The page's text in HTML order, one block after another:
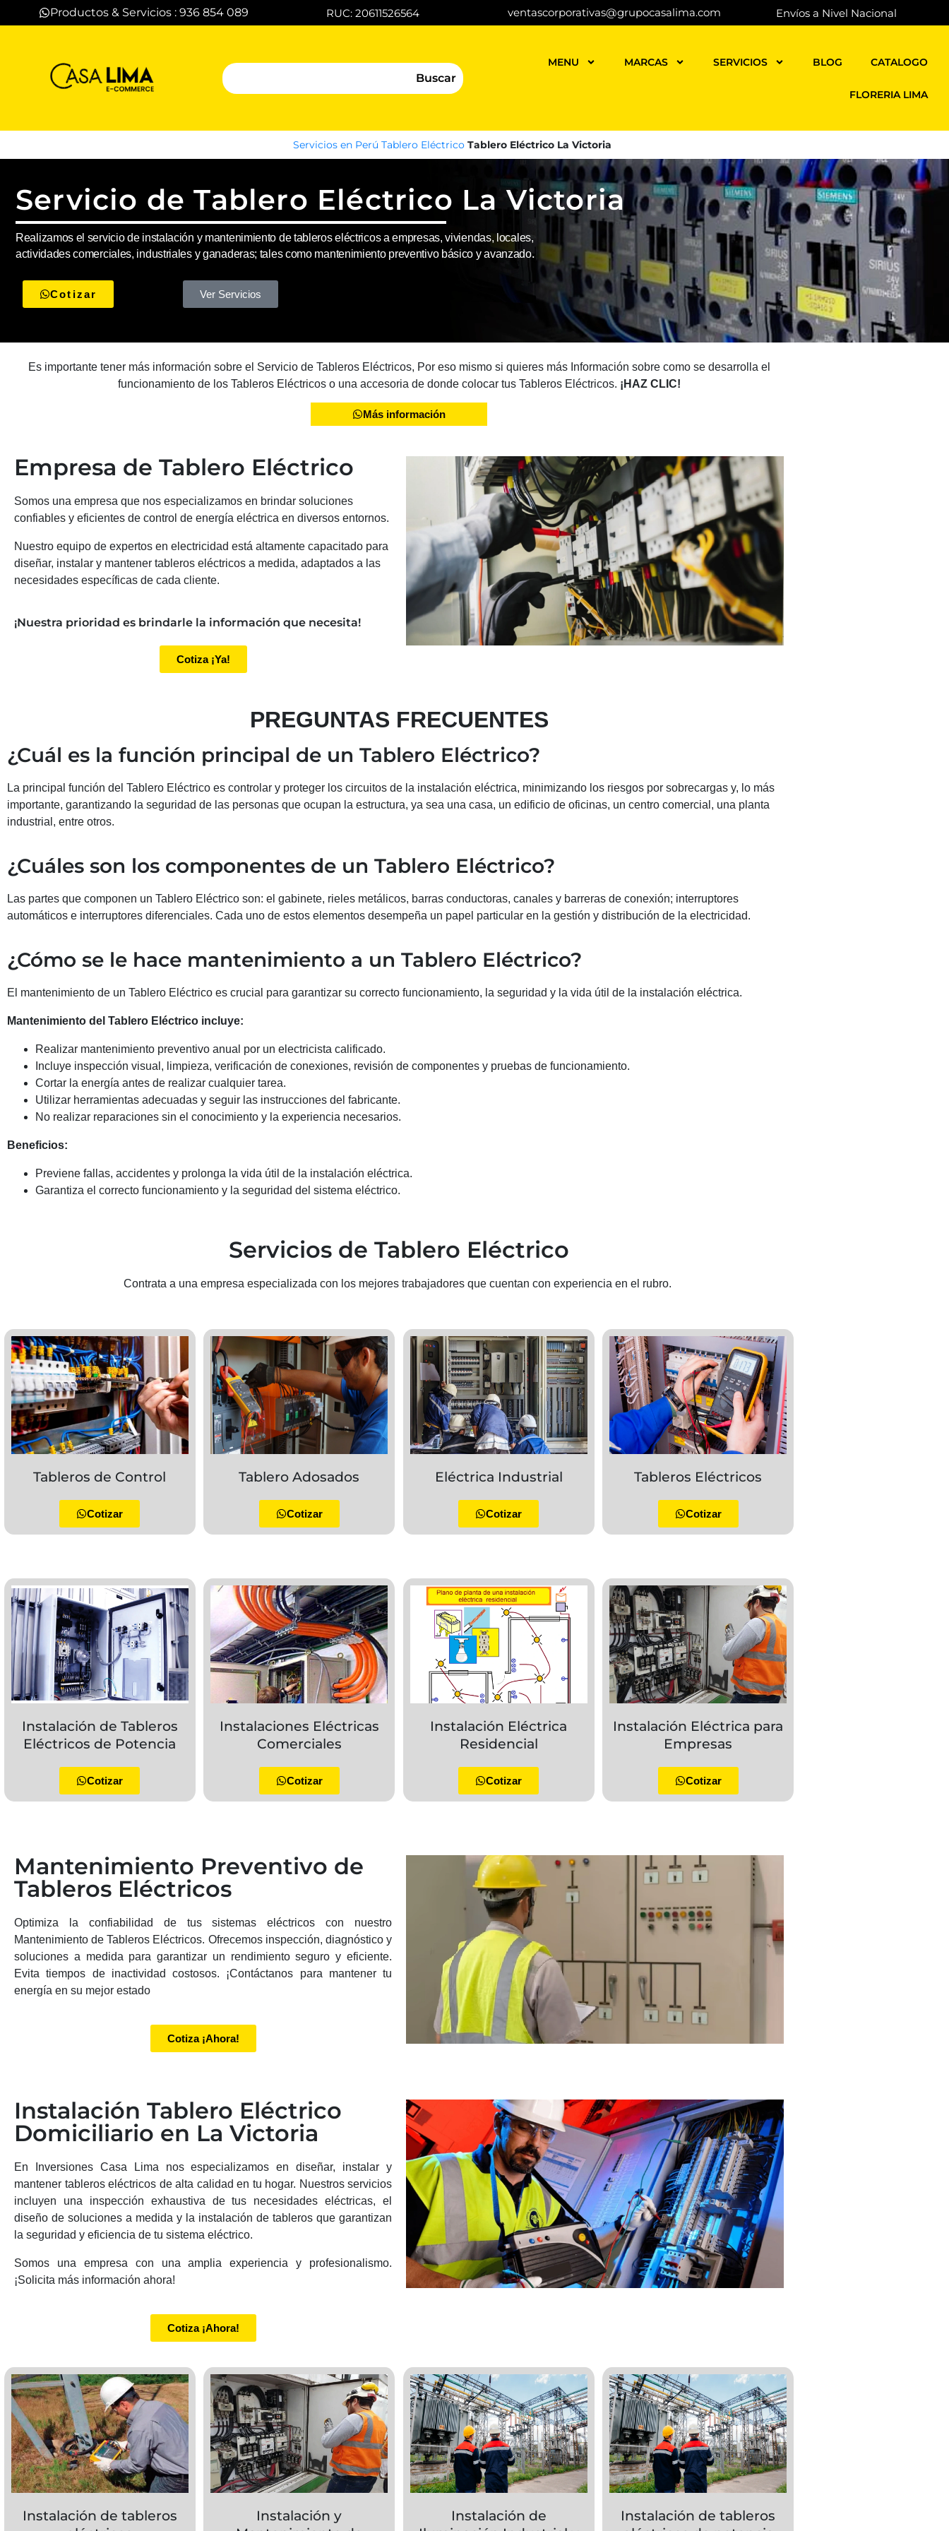
Productos & Servicios : 936 854 089 RUC: 20611526564 ventascorporativas@grupocasalima.com Envíos a Nivel Nacional
Buscar
MENU MARCAS SERVICIOS BLOG CATALOGO
FLORERIA LIMA
Servicios en Perú Tablero Eléctrico Tablero Eléctrico La Victoria
Servicio de Tablero Eléctrico La Victoria
Realizamos el servicio de instalación y mantenimiento de tableros eléctricos a empresas, viviendas, locales,
actividades comerciales, industriales y ganaderas; tales como mantenimiento preventivo básico y avanzado.
Cotizar Ver Servicios
Es importante tener más información sobre el Servicio de Tableros Eléctricos, Por eso mismo si quieres más Información sobre como se desarrolla el
funcionamiento de los Tableros Eléctricos o una accesoria de donde colocar tus Tableros Eléctricos. ¡HAZ CLIC!
Más información
Empresa de Tablero Eléctrico
Somos una empresa que nos especializamos en brindar soluciones
confiables y eficientes de control de energía eléctrica en diversos entornos.
Nuestro equipo de expertos en electricidad está altamente capacitado para
diseñar, instalar y mantener tableros eléctricos a medida, adaptados a las
necesidades específicas de cada cliente.
¡Nuestra prioridad es brindarle la información que necesita!
Cotiza ¡Ya!
PREGUNTAS FRECUENTES
¿Cuál es la función principal de un Tablero Eléctrico?
La principal función del Tablero Eléctrico es controlar y proteger los circuitos de la instalación eléctrica, minimizando los riesgos por sobrecargas y, lo más
importante, garantizando la seguridad de las personas que ocupan la estructura, ya sea una casa, un edificio de oficinas, un centro comercial, una planta
industrial, entre otros.
¿Cuáles son los componentes de un Tablero Eléctrico?
Las partes que componen un Tablero Eléctrico son: el gabinete, rieles metálicos, barras conductoras, canales y barreras de conexión; interruptores
automáticos e interruptores diferenciales. Cada uno de estos elementos desempeña un papel particular en la gestión y distribución de la electricidad.
¿Cómo se le hace mantenimiento a un Tablero Eléctrico?
El mantenimiento de un Tablero Eléctrico es crucial para garantizar su correcto funcionamiento, la seguridad y la vida útil de la instalación eléctrica.
Mantenimiento del Tablero Eléctrico incluye:
Realizar mantenimiento preventivo anual por un electricista calificado.
Incluye inspección visual, limpieza, verificación de conexiones, revisión de componentes y pruebas de funcionamiento.
Cortar la energía antes de realizar cualquier tarea.
Utilizar herramientas adecuadas y seguir las instrucciones del fabricante.
No realizar reparaciones sin el conocimiento y la experiencia necesarios.
Beneficios:
Previene fallas, accidentes y prolonga la vida útil de la instalación eléctrica.
Garantiza el correcto funcionamiento y la seguridad del sistema eléctrico.
Servicios de Tablero Eléctrico
Contrata a una empresa especializada con los mejores trabajadores que cuentan con experiencia en el rubro.
Tableros de Control
Cotizar
Tablero Adosados
Cotizar
Eléctrica Industrial
Cotizar
Tableros Eléctricos
Cotizar
Instalación de Tableros
Eléctricos de Potencia
Cotizar
Instalaciones Eléctricas
Comerciales
Cotizar
Instalación Eléctrica
Residencial
Cotizar
Instalación Eléctrica para
Empresas
Cotizar
Mantenimiento Preventivo de
Tableros Eléctricos
Optimiza la confiabilidad de tus sistemas eléctricos con nuestro
Mantenimiento de Tableros Eléctricos. Ofrecemos inspección, diagnóstico y
soluciones a medida para garantizar un rendimiento seguro y eficiente.
Evita tiempos de inactividad costosos. ¡Contáctanos para mantener tu
energía en su mejor estado
Cotiza ¡Ahora!
Instalación Tablero Eléctrico
Domiciliario en La Victoria
En Inversiones Casa Lima nos especializamos en diseñar, instalar y
mantener tableros eléctricos de alta calidad en tu hogar. Nuestros servicios
incluyen una inspección exhaustiva de tus necesidades eléctricas, el
diseño de soluciones a medida y la instalación de tableros que garantizan
la seguridad y eficiencia de tu sistema eléctrico.
Somos una empresa con una amplia experiencia y profesionalismo.
¡Solicita más información ahora!
Cotiza ¡Ahora!
Instalación de tableros
Instalación y
Instalación de
Instalación de tableros